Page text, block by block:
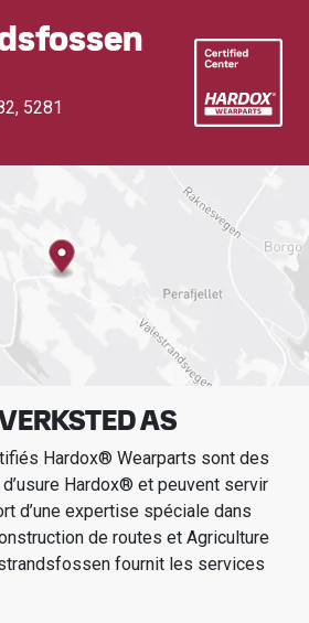
, 5281
AS
Hardox® Wearparts sont des
Hardox® et peuvent servir
d’une expertise spéciale dans
de routes et Agriculture
fournit les services